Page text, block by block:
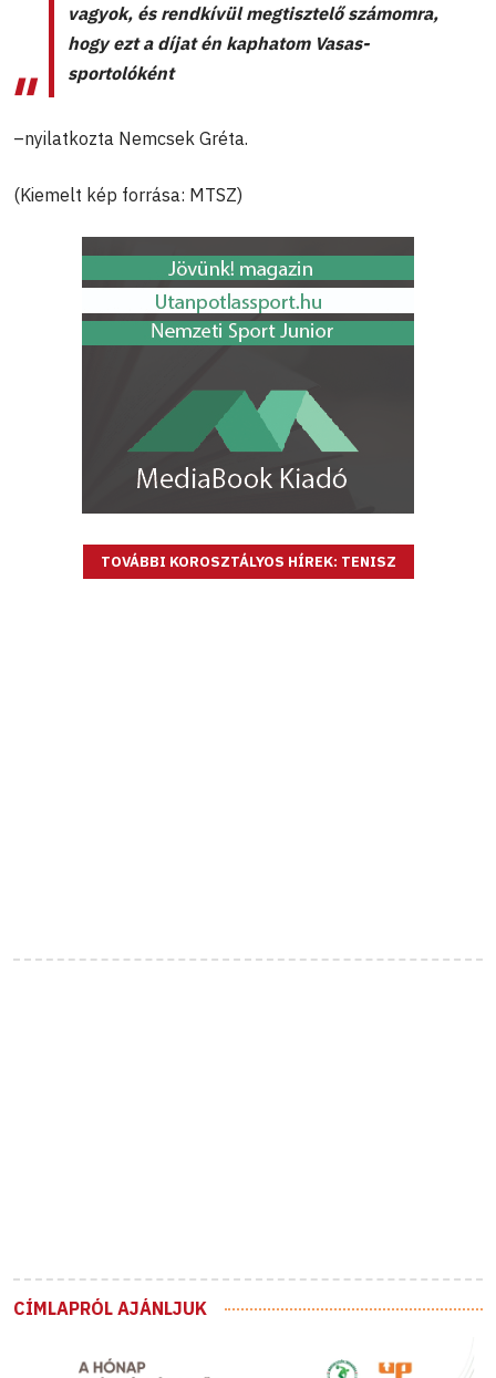
vagyok, és rendkívül megtisztelő számomra,
hogy ezt a díjat én kaphatom Vasas-
sportolóként
–nyilatkozta Nemcsek Gréta.
(Kiemelt kép forrása: MTSZ)
TOVÁBBI KOROSZTÁLYOS HÍREK: TENISZ
CÍMLAPRÓL AJÁNLJUK